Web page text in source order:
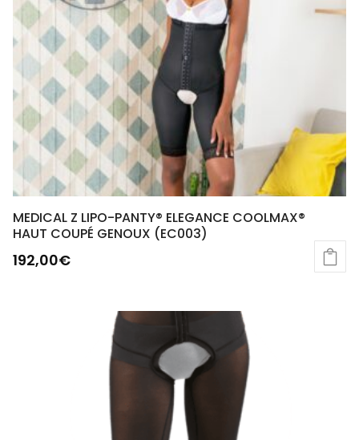
MEDICAL Z LIPO-PANTY® ELEGANCE COOLMAX®
HAUT COUPÉ GENOUX (EC003)
192,00€